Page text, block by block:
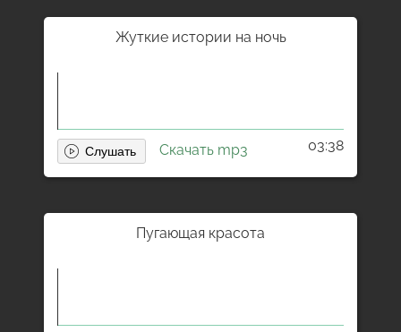
Жуткие истории на ночь
Скачать mp3 03:38
Пугающая красота